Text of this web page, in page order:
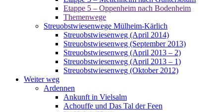
Etappe 5 – Oppenheim nach Bodenheim
Themenwege
Streuobstwiesenwege Mülheim-Kärlich
Streuobstwiesenweg (April 2014)
Streuobstwiesenweg (September 2013)
Streuobstwiesenweg (April 2013 – 2)
Streuobstwiesenweg (April 2013 – 1)
Streuobstwiesenweg (Oktober 2012)
Weiter weg
Ardennen
Ankunft in Vielsalm
Achouffe und Das Tal der Feen